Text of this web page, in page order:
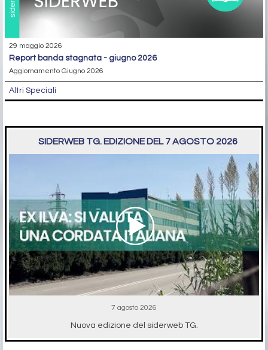
29 maggio 2026
report banda stagnata - giugno 2026
Aggiornamento Giugno 2026
Altri Speciali
SIDERWEB TG. EDIZIONE DEL 7 AGOSTO 2026
7 agosto 2026
Nuova edizione del siderweb TG.